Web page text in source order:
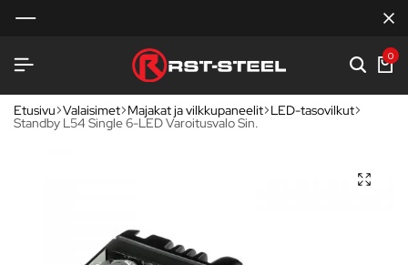
0
Etusivu Valaisimet Majakat ja vilkkupaneelit LED-tasovilkut
Standby L54 Single 6-LED Varoitusvalo Sin.